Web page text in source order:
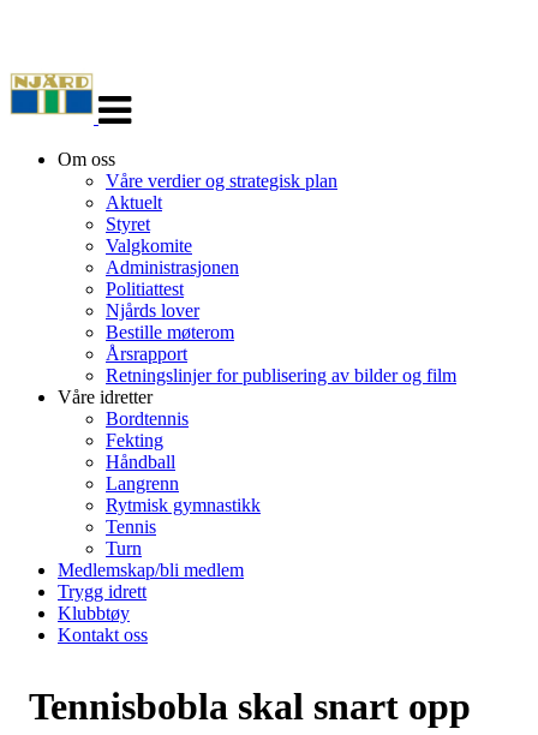
navigasjon
Om oss
Våre verdier og strategisk plan
Aktuelt
Styret
Valgkomite
Administrasjonen
Politiattest
Njårds lover
Bestille møterom
Årsrapport
Retningslinjer for publisering av bilder og film
Våre idretter
Bordtennis
Fekting
Håndball
Langrenn
Rytmisk gymnastikk
Tennis
Turn
Medlemskap/bli medlem
Trygg idrett
Klubbtøy
Kontakt oss
Tennisbobla skal snart opp